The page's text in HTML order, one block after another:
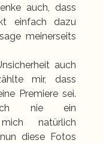
auch, dass
einfach dazu
meinerseits
auch
mir, dass
Premiere sei.
nie ein
natürlich
diese Fotos